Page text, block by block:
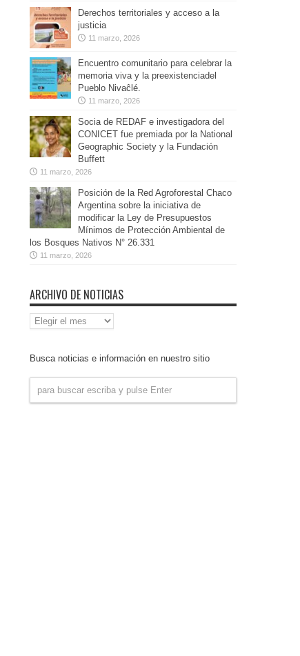
Derechos territoriales y acceso a la
justicia
11 marzo, 2026
Encuentro comunitario para celebrar la
memoria viva y la preexistenciadel
Pueblo Nivaĉlé.
11 marzo, 2026
Socia de REDAF e investigadora del
CONICET fue premiada por la National
Geographic Society y la Fundación
Buffett
11 marzo, 2026
Posición de la Red Agroforestal Chaco
Argentina sobre la iniciativa de
modificar la Ley de Presupuestos
Mínimos de Protección Ambiental de
los Bosques Nativos N° 26.331
11 marzo, 2026
ARCHIVO DE NOTICIAS
Archivo
de
Busca noticias e información en nuestro sitio